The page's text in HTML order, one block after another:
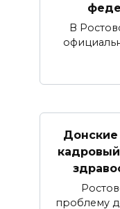
В
проблему